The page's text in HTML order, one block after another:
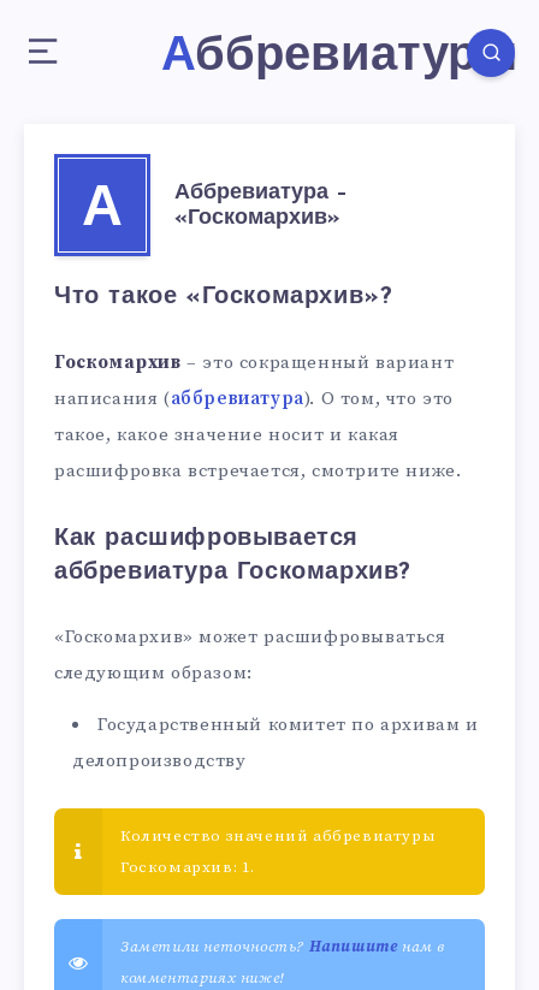
Аббревиатуры
А
Аббревиатура –
«Госкомархив»
Что такое «Госкомархив»?
Госкомархив – это сокращенный вариант
написания (аббревиатура). О том, что это
такое, какое значение носит и какая
расшифровка встречается, смотрите ниже.
Как расшифровывается
аббревиатура Госкомархив?
«Госкомархив» может расшифровываться
следующим образом:
Государственный комитет по архивам и
делопроизводству
Количество значений аббревиатуры
Госкомархив: 1.
Заметили неточность? Напишитенам в
комментариях ниже!